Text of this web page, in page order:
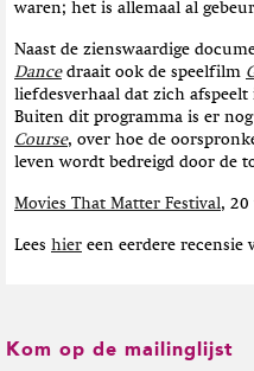
waren; het is allemaal al
Naast de zienswaardige
Dancedraait ook de speelfilm
liefdesverhaal dat zich
Buiten dit programma is er
Course, over hoe de
leven wordt bedreigd door de
Movies That Matter Festival , 20
Lees hier een eerdere recensie
Kom op de mailinglijst